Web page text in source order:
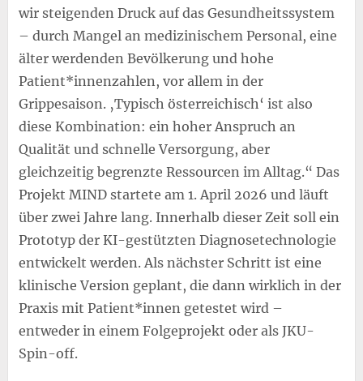
wir steigenden Druck auf das Gesundheitssystem
– durch Mangel an medizinischem Personal, eine
älter werdenden Bevölkerung und hohe
Patient*innenzahlen, vor allem in der
Grippesaison. ‚Typisch österreichisch‘ ist also
diese Kombination: ein hoher Anspruch an
Qualität und schnelle Versorgung, aber
gleichzeitig begrenzte Ressourcen im Alltag.“ Das
Projekt MIND startete am 1. April 2026 und läuft
über zwei Jahre lang. Innerhalb dieser Zeit soll ein
Prototyp der KI-gestützten Diagnosetechnologie
entwickelt werden. Als nächster Schritt ist eine
klinische Version geplant, die dann wirklich in der
Praxis mit Patient*innen getestet wird –
entweder in einem Folgeprojekt oder als JKU-
Spin-off.